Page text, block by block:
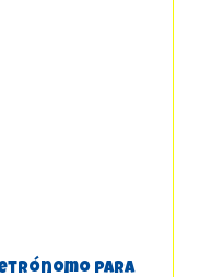
para